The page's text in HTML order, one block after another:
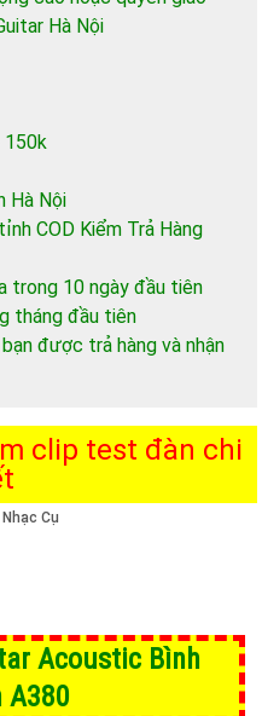
Hà Nội
150k
Hà Nội
COD Kiểm Trả Hàng
trong 10 ngày đầu tiên
tháng đầu tiên
được trả hàng và nhận
clip test đàn chi
Acoustic Bình
A380